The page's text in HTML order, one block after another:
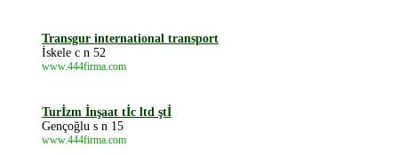
Transgur international transport
İskele c n 52
www.444firma.com
Turİzm İnşaat tİc ltd ştİ
Gençoğlu s n 15
www.444firma.com